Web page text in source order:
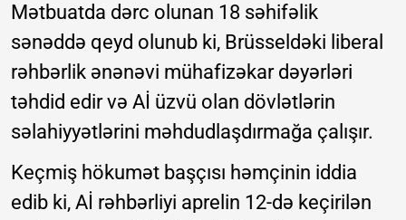
Mətbuatda dərc olunan 18 səhifəlik
sənəddə qeyd olunub ki, Brüsseldəki liberal
rəhbərlik ənənəvi mühafizəkar dəyərləri
təhdid edir və Aİ üzvü olan dövlətlərin
səlahiyyətlərini məhdudlaşdırmağa çalışır.
Keçmiş hökumət başçısı həmçinin iddia
edib ki, Aİ rəhbərliyi aprelin 12-də keçirilən